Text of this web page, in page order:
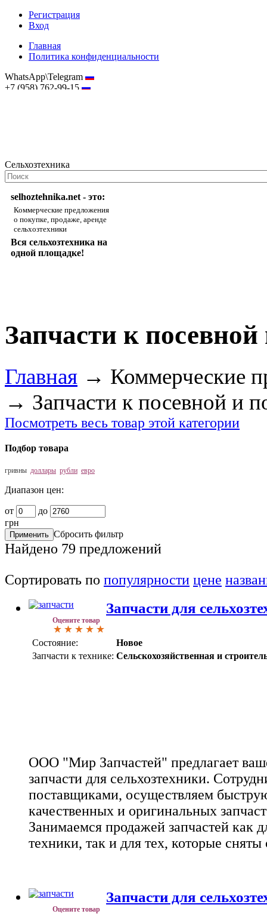
Регистрация
Вход
Главная
Политика конфиденциальности
WhatsApp\Telegram
+7 (958) 762-99-15
Сельхозтехника
selhoztehnika.net - это:
Коммерческие предложения
о покупке, продаже, аренде
сельхозтехники
Вся сельхозтехника на
одной площадке!
Запчасти к
Главная → Коммерческие
→ Запчасти к посевной и
Посмотреть весь товар этой категории
Подбор товара
гривны доллары рубли евро
Диапазон цен:
от
до
грн
Сбросить фильтр
Найдено 79 предложений
Сортировать по популярности цене
Оцените товар
Запчасти для
Состояние:
Новое
Запчасти к технике: Сельскохозяйственная и
ООО "Мир Запчастей" предлагает
запчасти для сельхозтехники.
поставщиками, осуществляем
качественных и оригинальных
Занимаемся продажей запчастей как
техники, так и для тех, которые сняты
Оцените товар
Запчасти для